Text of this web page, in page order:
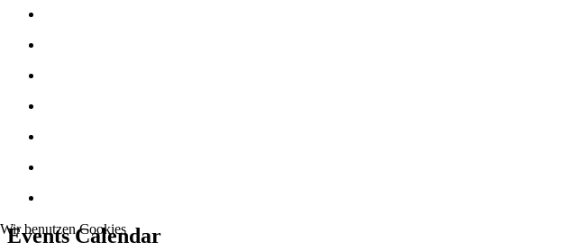
Events Calendar
Wir benutzen Cookies